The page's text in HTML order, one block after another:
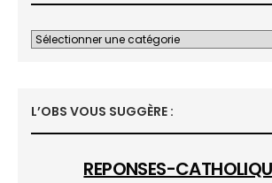
L’OBS VOUS SUGGÈRE :
REPONSES-